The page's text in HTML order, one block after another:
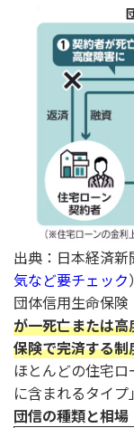
出典：日本経済新
気など要チェック）
団体信用生命保
が一死亡または
保険で完済する制
ほとんどの住宅
に含まれるタイプ
団信の種類と相場